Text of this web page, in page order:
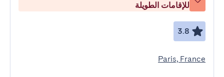
للإقامات الطويلة
3.8
Paris, France